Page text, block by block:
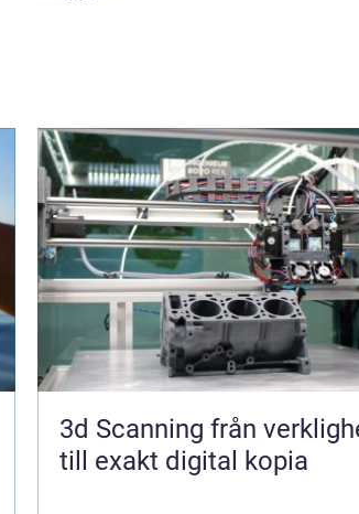
3d Scanning från verklighet
till exakt digital kopia